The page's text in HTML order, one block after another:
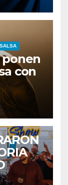
SALSA
ponen
con
SESSION